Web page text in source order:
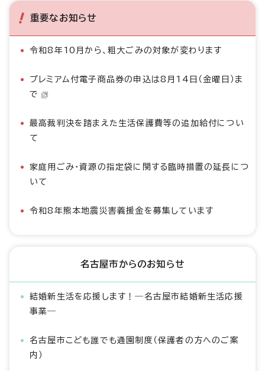
重要なお知らせ
令和8年10月から、粗大ごみの対象が変わります
プレミアム付電子商品券の申込は8月14日（金曜日）ま
で
最高裁判決を踏まえた生活保護費等の追加給付につい
て
家庭用ごみ・資源の指定袋に関する臨時措置の延長につ
いて
令和8年熊本地震災害義援金を募集しています
名古屋市からのお知らせ
結婚新生活を応援します！―名古屋市結婚新生活応援
事業―
名古屋市こども誰でも通園制度（保護者の方へのご案
内）